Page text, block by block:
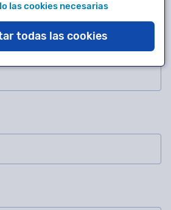
las cookies necesarias
todas las cookies